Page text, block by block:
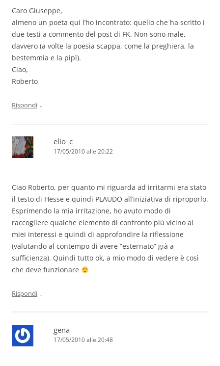
Caro Giuseppe,
almeno un poeta qui l’ho incontrato: quello che ha scritto i
due testi a commento del post di FK. Non sono male,
davvero (a volte la poesia scappa, come la preghiera, la
bestemmia e la pipì).
Ciao,
Roberto
Rispondi ↓
elio_c
17/05/2010 alle 20:22
Ciao Roberto, per quanto mi riguarda ad irritarmi era stato
il testo di Hesse e quindi PLAUDO all’iniziativa di riproporlo.
Esprimendo la mia irritazione, ho avuto modo di
raccogliere qualche elemento di confronto più vicino ai
miei interessi e quindi di approfondire la riflessione
(valutando al contempo di avere “esternato” già a
sufficienza). Quindi tutto ok, a mio modo di vedere è così
che deve funzionare
Rispondi ↓
gena
17/05/2010 alle 20:48